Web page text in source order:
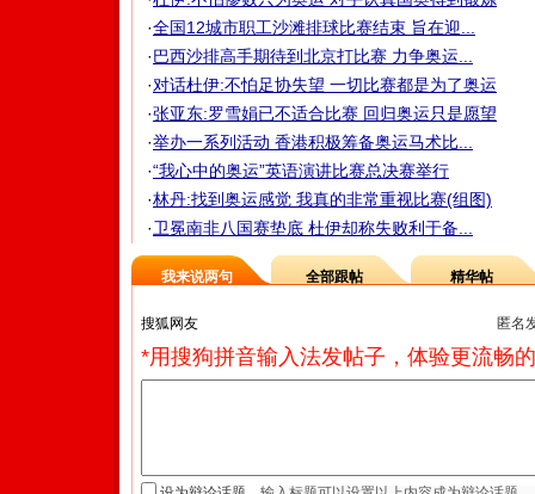
·全国12城市职工沙滩排球比赛结束 旨在迎...
·巴西沙排高手期待到北京打比赛 力争奥运...
·对话杜伊:不怕足协失望 一切比赛都是为了奥运
·张亚东:罗雪娟已不适合比赛 回归奥运只是愿望
·举办一系列活动 香港积极筹备奥运马术比...
·“我心中的奥运”英语演讲比赛总决赛举行
·林丹:找到奥运感觉 我真的非常重视比赛(组图)
·卫冕南非八国赛垫底 杜伊却称失败利于备...
我来说两句 全部跟帖 精华帖
匿名
*用搜狗拼音输入法发帖子，体验更流畅